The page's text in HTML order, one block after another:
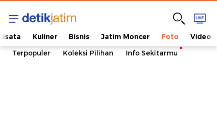
Kuliner Bisnis Jatim Moncer Foto
Video
Terpopuler
Koleksi Pilihan Info Sekitarmu